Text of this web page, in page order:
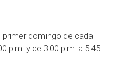
primer domingo de cada
p.m. y de 3:00 p.m. a 5:45